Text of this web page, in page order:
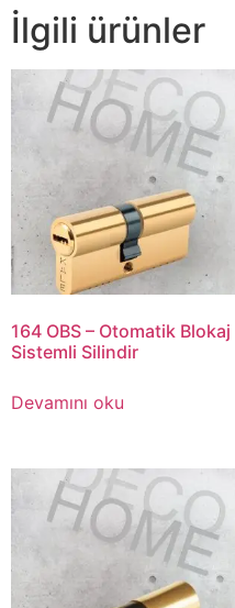
İlgili ürünler
164 OBS – Otomatik Blokaj
Sistemli Silindir
Devamını oku